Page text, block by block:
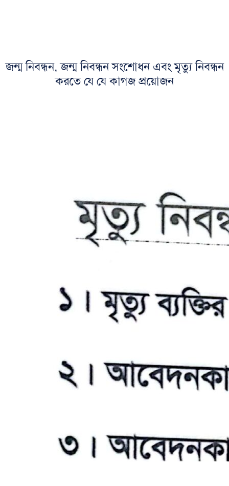
জন্ম নিবন্ধন, জন্ম নিবন্ধন সংশোধন এবং মৃত্যু নিবন্ধন
করতে যে যে কাগজ প্রয়োজন